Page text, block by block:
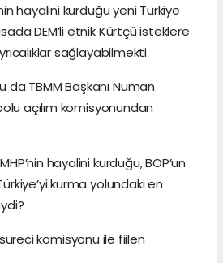
hayalini kurduğu yeni Türkiye
DEM’li etnik Kürtçü isteklere
sağlayabilmekti.
da TBMM Başkanı Numan
açılım komisyonundan
hayalini kurduğu, BOP’un
kurma yolundaki en
komisyonu ile fiilen